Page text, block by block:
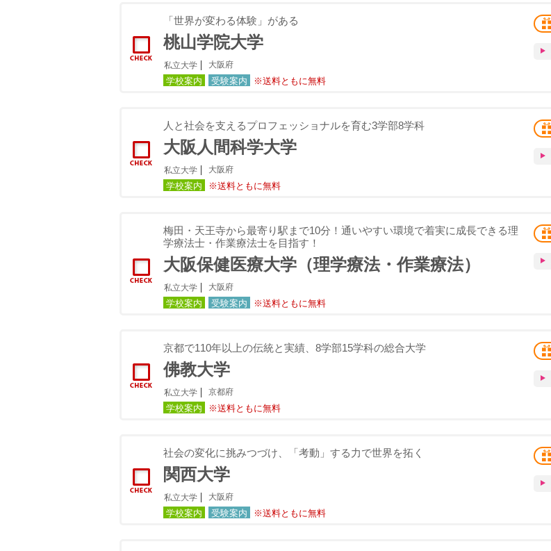
「世界が変わる体験」がある
桃山学院大学
私立大学 大阪府
学校案内 受験案内 ※送料ともに無料
人と社会を支えるプロフェッショナルを育む3学部8学科
大阪人間科学大学
私立大学 大阪府
学校案内 ※送料ともに無料
梅田・天王寺から最寄り駅まで10分！通いやすい環境で着実に成長できる理
学療法士・作業療法士を目指す！
大阪保健医療大学（理学療法・作業療法）
私立大学 大阪府
学校案内 受験案内 ※送料ともに無料
京都で110年以上の伝統と実績、8学部15学科の総合大学
佛教大学
私立大学 京都府
学校案内 ※送料ともに無料
社会の変化に挑みつづけ、「考動」する力で世界を拓く
関西大学
私立大学 大阪府
学校案内 受験案内 ※送料ともに無料